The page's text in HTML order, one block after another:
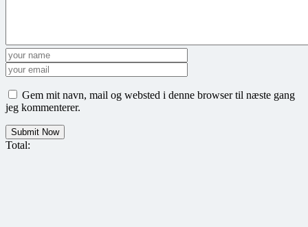
Gem mit navn, mail og websted i denne browser til næste gang
jeg kommenterer.
Total: